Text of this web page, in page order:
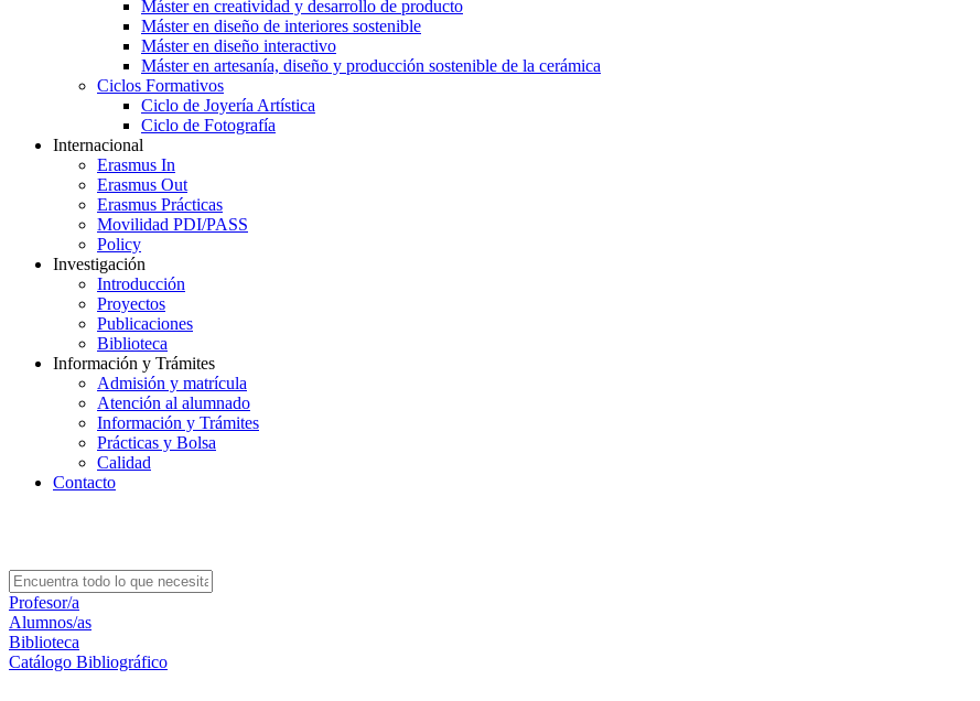
Máster en creatividad y desarrollo de producto
Máster en diseño de interiores sostenible
Máster en diseño interactivo
Máster en artesanía, diseño y producción sostenible de la cerámica
Ciclos Formativos
Ciclo de Joyería Artística
Ciclo de Fotografía
Internacional
Erasmus In
Erasmus Out
Erasmus Prácticas
Movilidad PDI/PASS
Policy
Investigación
Introducción
Proyectos
Publicaciones
Biblioteca
Información y Trámites
Admisión y matrícula
Atención al alumnado
Información y Trámites
Prácticas y Bolsa
Calidad
Contacto
Profesor/a
Alumnos/as
Biblioteca
Catálogo Bibliográfico